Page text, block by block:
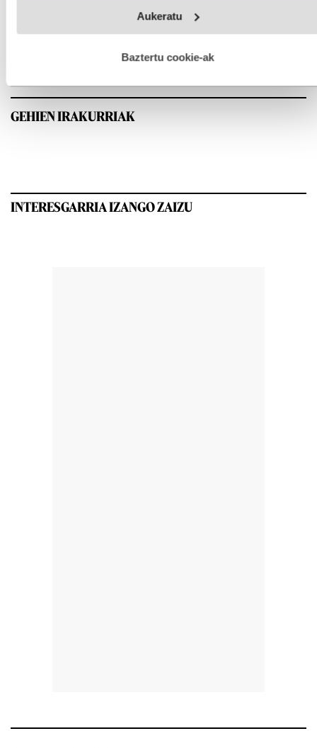
fitxategiak erabiltzen ditu. Zure esperientzia eta zerbitzuak
esplizitua ematen diguzu.Gehiago irakurri
Aukeratu
Baztertu cookie-ak
GEHIEN IRAKURRIAK
INTERESGARRIA IZANGO ZAIZU